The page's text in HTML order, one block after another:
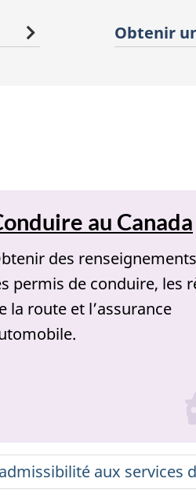
Obtenir
au Canada
des
permis de conduire, les
la route et l’assurance
aux services